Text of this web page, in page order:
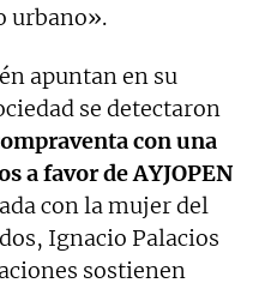
urbano».
apuntan en su
se detectaron
con una
a favor de AYJOPEN
con la mujer del
Ignacio Palacios
sostienen